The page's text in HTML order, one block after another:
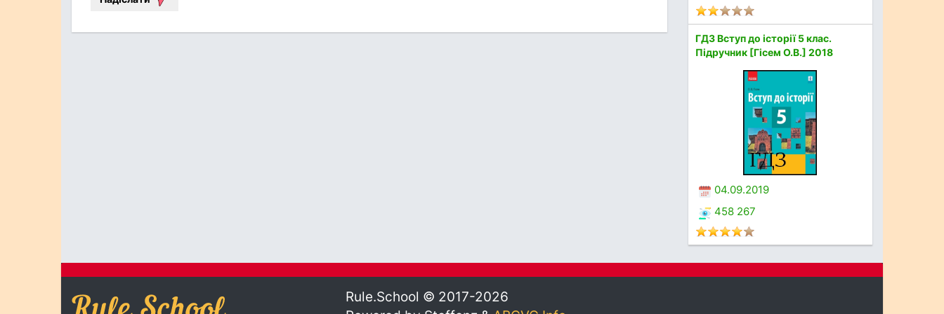
ГДЗ Вступ до історії 5 клас.
Підручник [Гісем О.В.] 2018
04.09.2019
458 267
Rule.School © 2017-2026